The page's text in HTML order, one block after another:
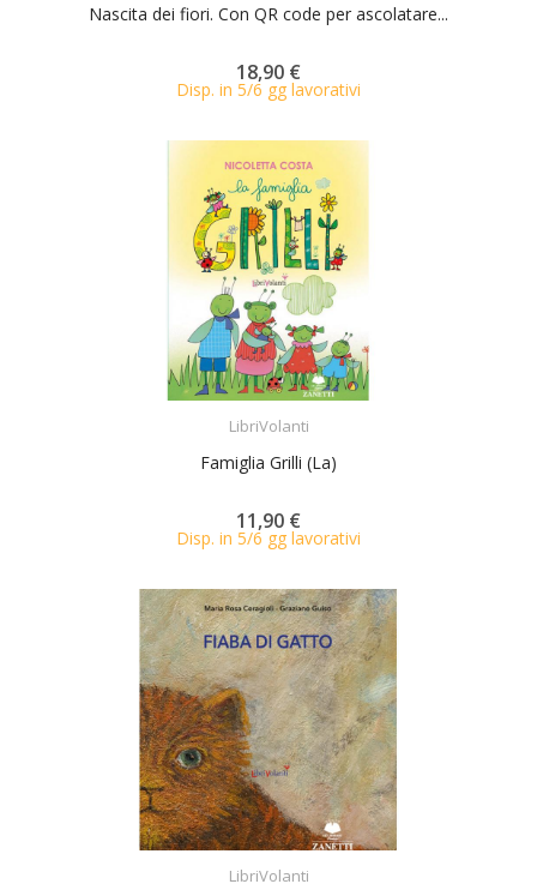
Nascita dei fiori. Con QR code per ascolatare...
18,90 €
Disp. in 5/6 gg lavorativi
LibriVolanti
Famiglia Grilli (La)
11,90 €
Disp. in 5/6 gg lavorativi
LibriVolanti